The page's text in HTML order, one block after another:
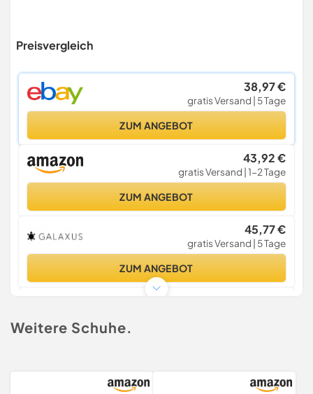
Preisvergleich
38,97 €
gratis Versand | 5 Tage
ZUM ANGEBOT
43,92 €
gratis Versand | 1-2 Tage
ZUM ANGEBOT
45,77 €
gratis Versand | 5 Tage
ZUM ANGEBOT
7,49 €
Weitere Schuhe.